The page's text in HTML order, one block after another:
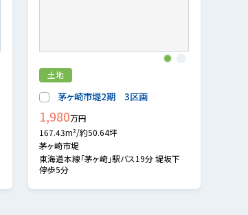
1
茅ヶ崎市堤2期 3区画
土地
1,980万円
167.43m²/約50.64坪
茅ヶ崎市堤
東海道本線「茅ヶ崎」駅バス19分 堤坂下
停歩5分